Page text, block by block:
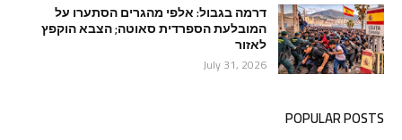
דרמה בגבול: אלפי מהגרים הסתערו על
המובלעת הספרדית סאוטה; הצבא הוקפץ
לאזור
July 31, 2026
POPULAR POSTS